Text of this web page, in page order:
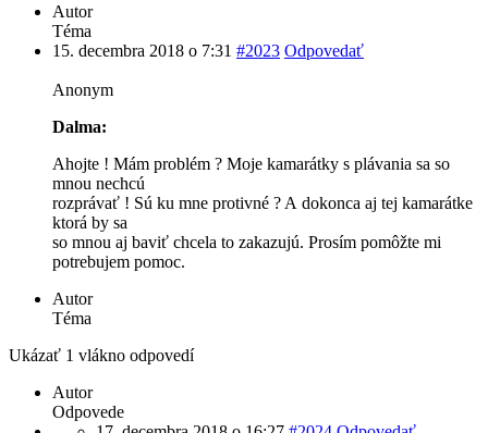
Autor
Téma
15. decembra 2018 o 7:31 #2023 Odpovedať
Anonym
Dalma:
Ahojte ! Mám problém ? Moje kamarátky s plávania sa so
mnou nechcú
rozprávať ! Sú ku mne protivné ? A dokonca aj tej kamarátke
ktorá by sa
so mnou aj baviť chcela to zakazujú. Prosím pomôžte mi
potrebujem pomoc.
Autor
Téma
Ukázať 1 vlákno odpovedí
Autor
Odpovede